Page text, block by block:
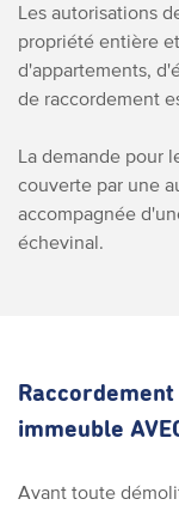
Les autorisations
propriété entière
d'appartements,
de raccordement
La demande pour
couverte par une
accompagnée
échevinal.
immeuble
Avant toute